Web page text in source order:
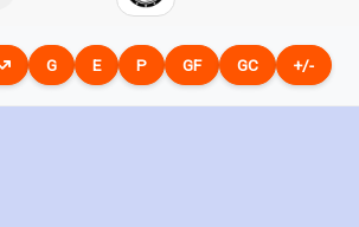
G E P GF GC +/-